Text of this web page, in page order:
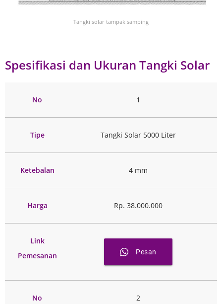
Tangki solar tampak samping
Spesifikasi dan Ukuran Tangki Solar
No 1
Tipe Tangki Solar 5000 Liter
Ketebalan 4 mm
Harga Rp. 38.000.000
Link
Pemesanan
Pesan
No 2